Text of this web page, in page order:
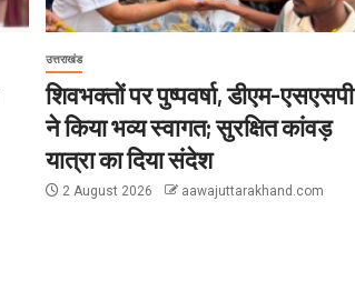
उत्तराखंड
शिवभक्तों पर पुष्पवर्षा, डीएम-एसएसपी
ने किया भव्य स्वागत; सुरक्षित कांवड़
यात्रा का दिया संदेश
2 August 2026 aawajuttarakhand.com